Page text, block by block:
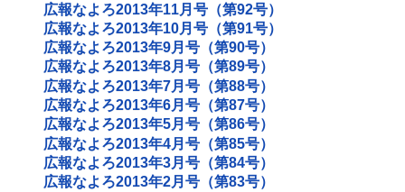
広報なよろ2013年11月号（第92号）
広報なよろ2013年10月号（第91号）
広報なよろ2013年9月号（第90号）
広報なよろ2013年8月号（第89号）
広報なよろ2013年7月号（第88号）
広報なよろ2013年6月号（第87号）
広報なよろ2013年5月号（第86号）
広報なよろ2013年4月号（第85号）
広報なよろ2013年3月号（第84号）
広報なよろ2013年2月号（第83号）